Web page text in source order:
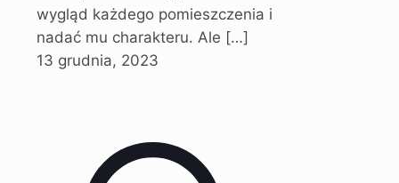
wygląd każdego pomieszczenia i
nadać mu charakteru. Ale […]
13 grudnia, 2023